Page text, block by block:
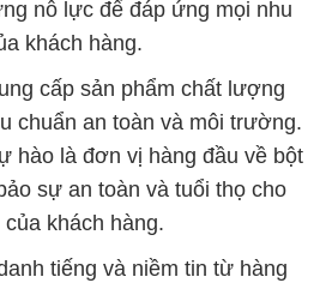
nỗ lực để đáp ứng mọi nhu
khách hàng.
cấp sản phẩm chất lượng
chuẩn an toàn và môi trường.
hào là đơn vị hàng đầu về bột
sự an toàn và tuổi thọ cho
khách hàng.
tiếng và niềm tin từ hàng